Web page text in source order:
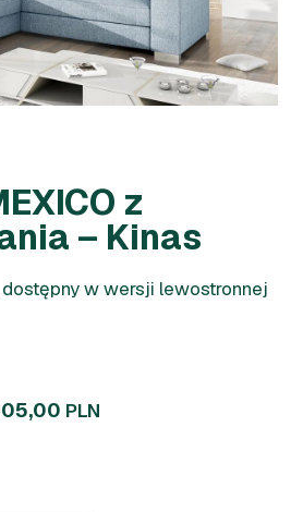
z
– Kinas
w wersji lewostronnej
PLN